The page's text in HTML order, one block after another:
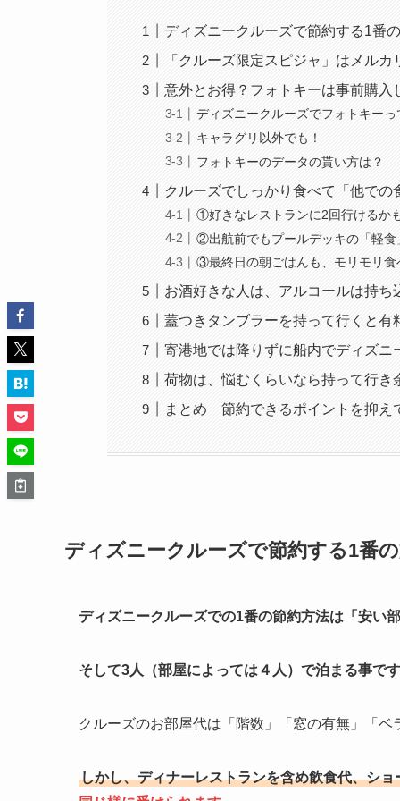
ディズニークルーズで節約する1番
「クルーズ限定スピジャ」はメル
意外とお得？フォトキーは事前購入
ディズニークルーズでフォトキー
キャラグリ以外でも！
フォトキーのデータの貰い方は？
クルーズでしっかり食べて「他での
①好きなレストランに2回行けるか
②出航前でもプールデッキの「軽食
③最終日の朝ごはんも、モリモリ食
お酒好きな人は、アルコールは持ち
蓋つきタンブラーを持って行くと
寄港地では降りずに船内でディズニ
荷物は、悩むくらいなら持って行き
まとめ 節約できるポイントを抑え
ディズニークルーズで節約する1番
ディズニークルーズでの1番の節約方法は「安い
そして3人（部屋によっては４人）で泊まる事で
クルーズのお部屋代は「階数」「窓の有無」「
しかし、ディナーレストランを含め飲食代、シ